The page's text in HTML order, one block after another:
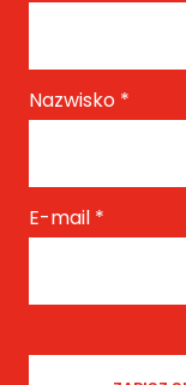
Nazwisko *
E-mail *